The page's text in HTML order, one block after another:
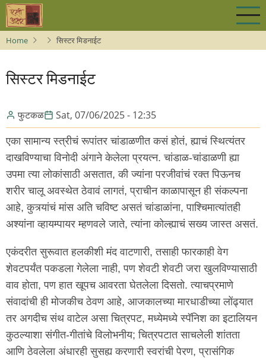
Skip
main
content
Home सिस्टर मिडनाईट
सिस्टर मिडनाईट
फुटकळ Sat, 07/06/2025 - 12:35
एका सामान्य स्त्रीचं रूपांतर चांडाळणीत कसं होतं, ह्याचं स्थित्यंतर
दाखविण्याचा विनोदी अंगाने केलेला प्रयत्न. चांडाळ-चांडाळणी ह्या
उपमा त्या लोकांसाठी असतात, की ज्यांना परजीवांचं रक्त पिऊनच
शरीर चालू अवस्थेत ठेवावं लागतं, प्राचीन काळापासून ही संकल्पना
आहे, कुत्र्यांचं मांस अति चविष्ट असतं चांडाळांना, पाश्चिमात्यांतही
अश्यांना व्हायम्पायर म्हणवले जाते, त्यांना कोल्ह्याचं सख्य जास्त असतं.
एकंदरीत सुरूवात हलकीशी मंद वाटणारी, तसाही फारकाही वेग
शेवटपर्यंत पकडला गेलेला नाही, पण शेवटी शेवटी जरा खुलविण्यासाठी
वाव होता, पण हात खूपच आवरता घेतलेला दिसतो. त्याचप्रमाणे
संवादांची ही मोजकीच ठेवण आहे, आजकालच्या मारधाडीच्या लोंढ्यात
तर अगदीच संथ वाटेल असा चित्रपट, मध्येमध्ये स्पॅनिश का इटालियन
कुठल्याशा संगीत-गीतांचे विलोभनीय; चित्रपटात साचलेली शांतता
आणि ठेवलेला अंधारही सुसह्य करणारी स्वरांची पेरण, प्रासंगिक